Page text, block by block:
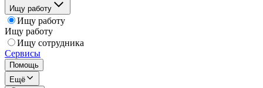
Ищу работу
Ищу работу
Ищу работу
Ищу сотрудника
Сервисы
Помощь
Ещё